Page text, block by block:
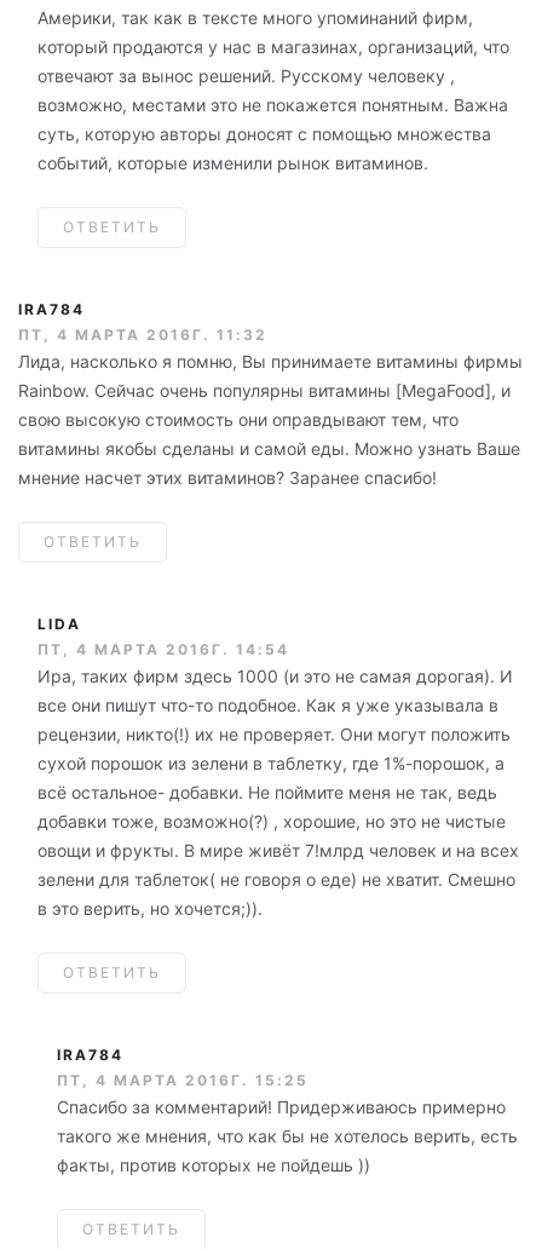
Америки, так как в тексте много упоминаний фирм,
который продаются у нас в магазинах, организаций, что
отвечают за вынос решений. Русскому человеку ,
возможно, местами это не покажется понятным. Важна
суть, которую авторы доносят с помощью множества
событий, которые изменили рынок витаминов.
ОТВЕТИТЬ
IRA784
ПТ, 4 МАРТА 2016Г. 11:32
Лида, насколько я помню, Вы принимаете витамины фирмы
Rainbow. Сейчас очень популярны витамины [MegaFood], и
свою высокую стоимость они оправдывают тем, что
витамины якобы сделаны и самой еды. Можно узнать Ваше
мнение насчет этих витаминов? Заранее спасибо!
ОТВЕТИТЬ
LIDA
ПТ, 4 МАРТА 2016Г. 14:54
Ира, таких фирм здесь 1000 (и это не самая дорогая). И
все они пишут что-то подобное. Как я уже указывала в
рецензии, никто(!) их не проверяет. Они могут положить
сухой порошок из зелени в таблетку, где 1%-порошок, а
всё остальное- добавки. Не поймите меня не так, ведь
добавки тоже, возможно(?) , хорошие, но это не чистые
овощи и фрукты. В мире живёт 7!млрд человек и на всех
зелени для таблеток( не говоря о еде) не хватит. Смешно
в это верить, но хочется;)).
ОТВЕТИТЬ
IRA784
ПТ, 4 МАРТА 2016Г. 15:25
Спасибо за комментарий! Придерживаюсь примерно
такого же мнения, что как бы не хотелось верить, есть
факты, против которых не пойдешь ))
ОТВЕТИТЬ